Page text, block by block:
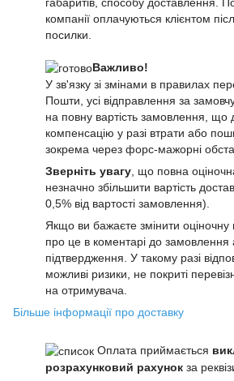
компанії оплачуються клієнтом
посилки.
Важливо!
У зв'язку зі змінами в правилах
Пошти, усі відправлення за
на повну вартість замовлення, що
компенсацію у разі втрати або
зокрема через форс-мажорні
Зверніть увагу , що повна
незначно збільшити вартість
0,5% від вартості замовлення).
Якщо ви бажаєте змінити оціночну
про це в коментарі до замовлення
підтвердження. У такому разі
можливі ризики, не покриті
на отримувача.
Більше інформації про доставку
Оплата приймається
розрахунковий рахунок за